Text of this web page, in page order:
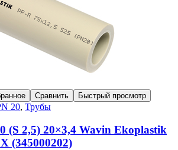
Сравнить Быстрый просмотр
20, Трубы
(S 2,5) 20×3,4 Wavin Ekoplastik
(345000202)